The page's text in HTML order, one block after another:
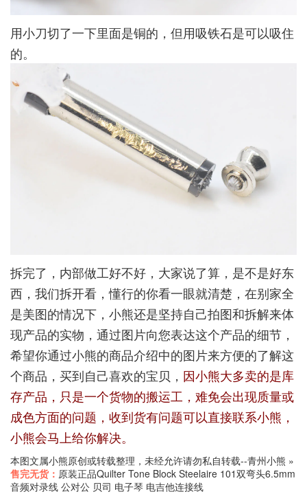
用小刀切了一下里面是铜的，但用吸铁石是可以吸住
的。
拆完了，内部做工好不好，大家说了算，是不是好东
西，我们拆开看，懂行的你看一眼就清楚，在别家全
是美图的情况下，小熊还是坚持自己拍图和拆解来体
现产品的实物，通过图片向您表达这个产品的细节，
希望你通过小熊的商品介绍中的图片来方便的了解这
个商品，买到自己喜欢的宝贝， 因小熊大多卖的是库
存产品，只是一个货物的搬运工，难免会出现质量或
成色方面的问题，收到货有问题可以直接联系小熊，
小熊会马上给你解决。
本图文属小熊原创或转载整理，未经允许请勿私自转载--青州小熊 »
售完无货： 原装正品Quilter Tone Block Steelaire 101双弯头6.5mm
音频对录线 公对公 贝司 电子琴 电吉他连接线